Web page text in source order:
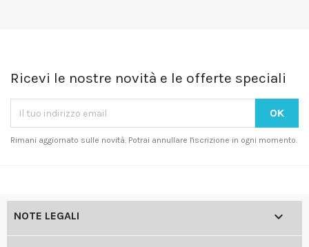
Ricevi le nostre novità e le offerte speciali
Rimani aggiornato sulle novità. Potrai annullare l'iscrizione in ogni momento.
NOTE LEGALI 